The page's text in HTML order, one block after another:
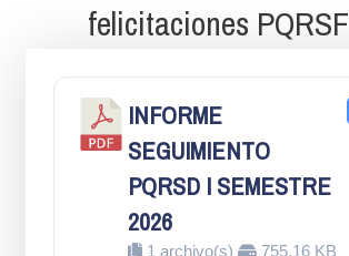
felicitaciones PQRSF
INFORME
SEGUIMIENTO
PQRSD I SEMESTRE
2026
1 archivo(s) 755.16 KB